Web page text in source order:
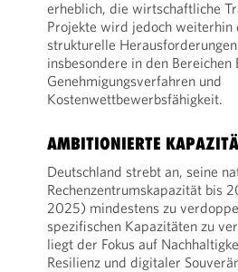
erheblich, die wirtschaftliche
Projekte wird jedoch weiterhin
strukturelle
insbesondere in den Bereichen
Genehmigungsverfahren und
Kostenwettbewerbsfähigkeit.
AMBITIONIERTE
Deutschland strebt an, seine
Rechenzentrumskapazität bis
2025) mindestens zu
spezifischen Kapazitäten zu
liegt der Fokus auf
Resilienz und digitaler